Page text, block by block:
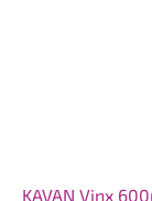
KAVAN Vinx